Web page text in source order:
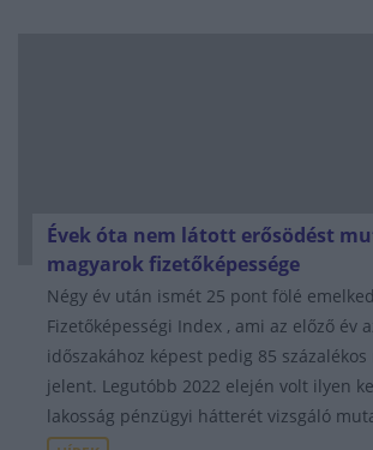
Évek óta nem látott erősödést
magyarok fizetőképessége
Négy év után ismét 25 pont fölé
Fizetőképességi Index , ami az előző év
időszakához képest pedig 85
jelent. Legutóbb 2022 elején volt ilyen
lakosság pénzügyi hátterét vizsgáló